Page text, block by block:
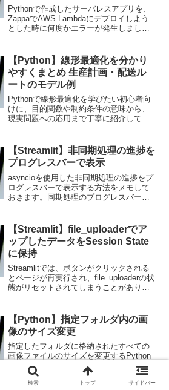
Pythonで作成したサーバレスアプリを、
ZappaでAWS Lambdaにデプロイしよう
とした時に何度かエラーが発生しまし
たときに遭遇しました。zappa d...
【Python】線形最適化を分かり
やすくまとめ 生産計画・配送ル
ートのモデル例
Pythonで線形最適化を学びたい初心者向
けに、目的関数や制約条件の意味から、
現実問題への応用まで丁寧に紹介してい
【Streamlit】非同期処理の進捗を
プログレスバーで表示
asyncioを使用した非同期処理の進捗をプ
ログレスバーで表示する方法をメモして
おきます。同期処理のプログレスバー表
import streamlit as stimport...
【Streamlit】file_uploaderでア
ップしたデータをSession State
に保持
Streamlitでは、ボタンがクリックされる
とページが再実行され、file_uploaderの状
態がリセットされてしまうことがありま
す。アップロードされ...
【Python】指定フォルダ内の画
像のサイズ変更
指定したフォルダに格納されたすべての
画像ファイルのサイズを変更するPython
スクリプトを記載します。以下の3パター
ンのサイズ指定に対応できるようにして
あります。縦と横のサイズを指定する。
検索 トップ サイドバー